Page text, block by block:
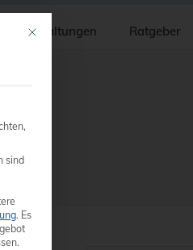
Veranstaltungen Ratgeber
Mit diesem Button wird der Dialog
sind
. Es